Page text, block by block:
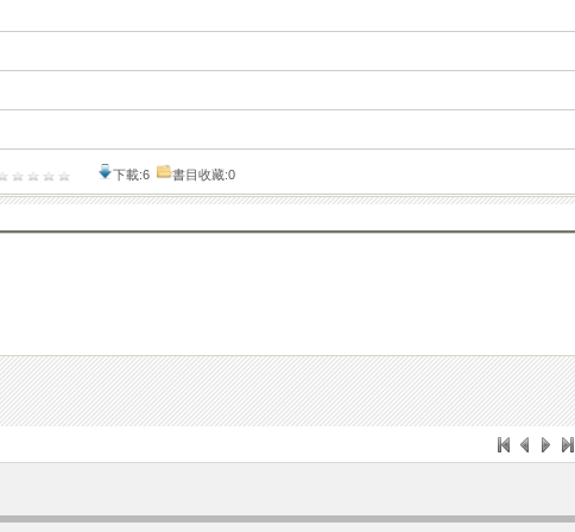
下載:6 書目收藏:0